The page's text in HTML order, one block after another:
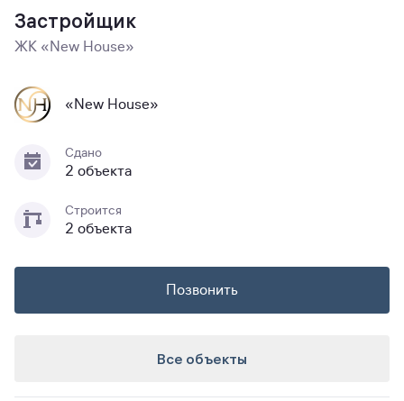
Застройщик
ЖК «New House»
«New House»
Сдано
2 объекта
Строится
2 объекта
Позвонить
Все объекты